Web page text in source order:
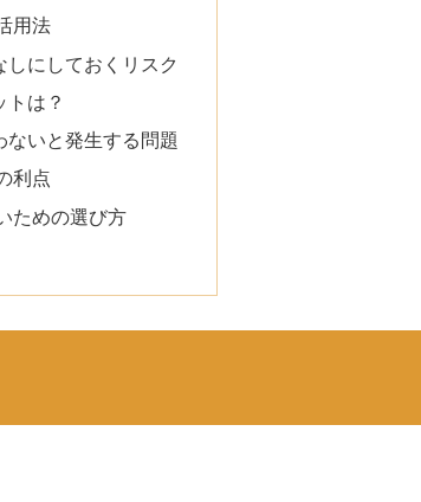
用法
にしておくリスク
トは？
ないと発生する問題
利点
ための選び方